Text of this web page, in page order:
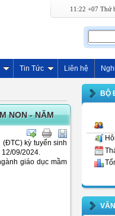
11:22 +07 Thứ
Tin Tức Liên hệ
NON - NĂM
kỳ tuyển sinh
09/2024.
giáo dục mầm
BỘ